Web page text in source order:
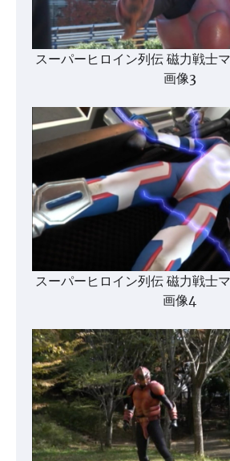
スーパーヒロイン列伝 磁力戦士
画像3
スーパーヒロイン列伝 磁力戦士
画像4